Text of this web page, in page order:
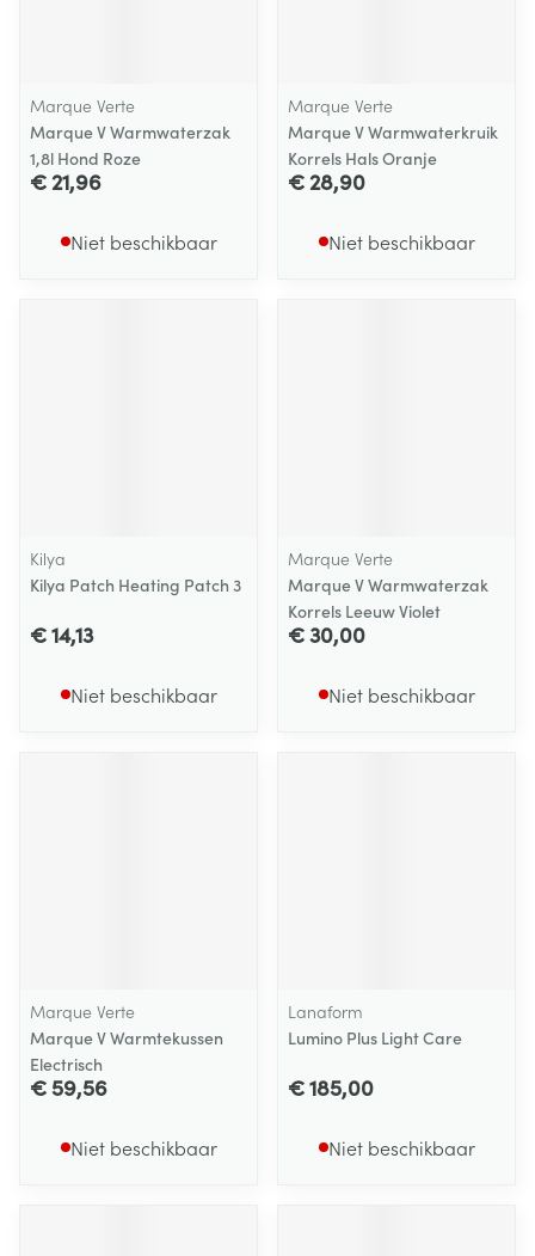
Marque Verte
Marque V Warmwaterzak
1,8l Hond Roze
€ 21,96
Niet beschikbaar
Marque Verte
Marque V Warmwaterkruik
Korrels Hals Oranje
€ 28,90
Niet beschikbaar
Kilya
Kilya Patch Heating Patch 3
€ 14,13
Niet beschikbaar
Marque Verte
Marque V Warmwaterzak
Korrels Leeuw Violet
€ 30,00
Niet beschikbaar
Marque Verte
Marque V Warmtekussen
Electrisch
€ 59,56
Niet beschikbaar
Lanaform
Lumino Plus Light Care
€ 185,00
Niet beschikbaar